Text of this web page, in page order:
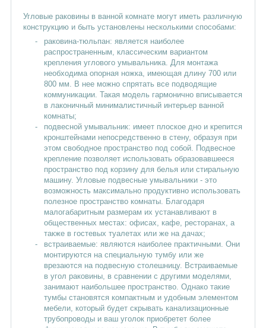
Угловые раковины в ванной комнате могут иметь различную
конструкцию и быть установлены несколькими способами:
раковина-тюльпан: является наиболее
распространенным, классическим вариантом
крепления углового умывальника. Для монтажа
необходима опорная ножка, имеющая длину 700 или
800 мм. В нее можно спрятать все подводящие
коммуникации. Такая модель гармонично вписывается
в лаконичный минималистичный интерьер ванной
комнаты;
подвесной умывальник: имеет плоское дно и крепится
кронштейнами непосредственно в стену, образуя при
этом свободное пространство под собой. Подвесное
крепление позволяет использовать образовавшееся
пространство под корзину для белья или стиральную
машину. Угловые подвесные умывальники - это
возможность максимально продуктивно использовать
полезное пространство комнаты. Благодаря
малогабаритным размерам их устанавливают в
общественных местах: офисах, кафе, ресторанах, а
также в гостевых туалетах или же на дачах;
встраиваемые: являются наиболее практичными. Они
монтируются на специальную тумбу или же
врезаются на подвесную столешницу. Встраиваемые
в угол раковины, в сравнении с другими моделями,
занимают наибольшее пространство. Однако такие
тумбы становятся компактным и удобным элементом
мебели, который будет скрывать канализационные
трубопроводы и ваш уголок приобретет более